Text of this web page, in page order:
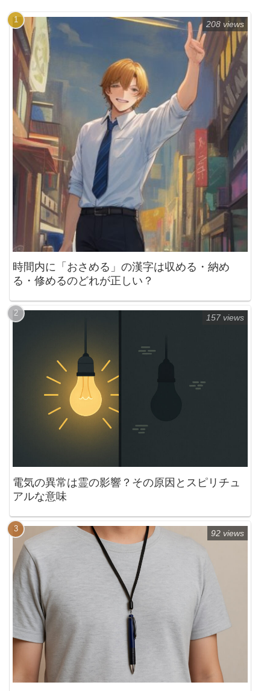
時間内に「おさめる」の漢字は収める・納め
る・修めるのどれが正しい？
208 views
電気の異常は霊の影響？その原因とスピリチュ
アルな意味
157 views
92 views